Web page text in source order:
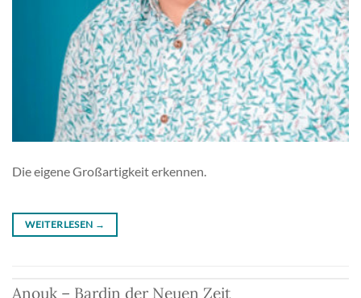
Die eigene Großartigkeit erkennen.
WEITERLESEN →
Anouk – Bardin der Neuen Zeit